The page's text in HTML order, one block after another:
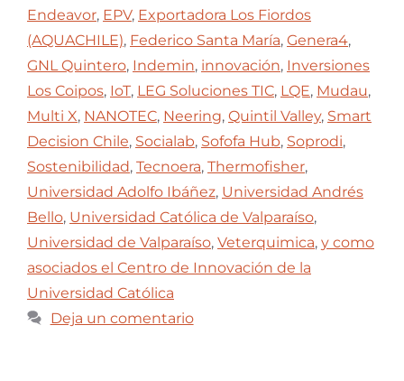
Endeavor, EPV, Exportadora Los Fiordos
(AQUACHILE), Federico Santa María, Genera4,
GNL Quintero, Indemin, innovación, Inversiones
Los Coipos, IoT, LEG Soluciones TIC, LQE, Mudau,
Multi X, NANOTEC, Neering, Quintil Valley, Smart
Decision Chile, Socialab, Sofofa Hub, Soprodi,
Sostenibilidad, Tecnoera, Thermofisher,
Universidad Adolfo Ibáñez, Universidad Andrés
Bello, Universidad Católica de Valparaíso,
Universidad de Valparaíso, Veterquimica, y como
asociados el Centro de Innovación de la
Universidad Católica
Deja un comentario